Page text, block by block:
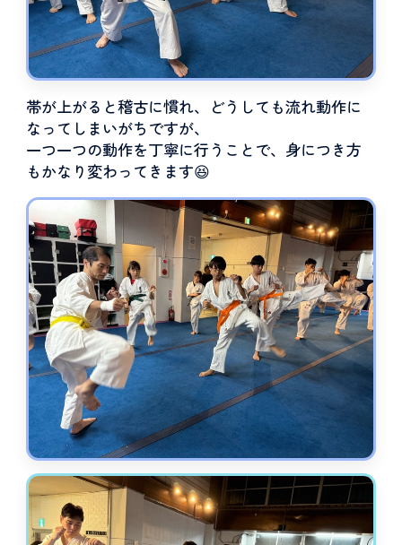
帯が上がると稽古に慣れ、どうしても流れ動作に
なってしまいがちですが、
一つ一つの動作を丁寧に行うことで、身につき方
もかなり変わってきます😆